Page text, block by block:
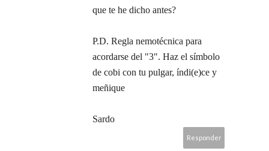
que te he dicho antes?
P.D. Regla nemotécnica para
acordarse del "3". Haz el símbolo
de cobi con tu pulgar, índi(e)ce y
meñique
Sardo
Responder